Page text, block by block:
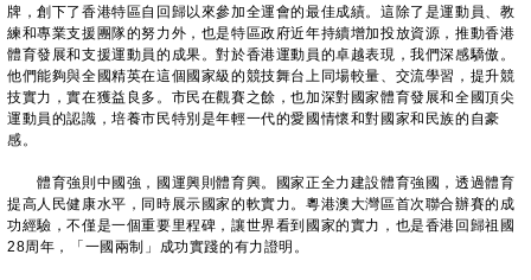
牌，創下了香港特區自回歸以來參加全運會的最佳成績。這除了是運動員、教
練和專業支援團隊的努力外，也是特區政府近年持續增加投放資源，推動香港
體育發展和支援運動員的成果。對於香港運動員的卓越表現，我們深感驕傲。
他們能夠與全國精英在這個國家級的競技舞台上同場較量、交流學習，提升競
技實力，實在獲益良多。市民在觀賽之餘，也加深對國家體育發展和全國頂尖
運動員的認識，培養市民特別是年輕一代的愛國情懷和對國家和民族的自豪
感。
體育強則中國強，國運興則體育興。國家正全力建設體育強國，透過體育
提高人民健康水平，同時展示國家的軟實力。粵港澳大灣區首次聯合辦賽的成
功經驗，不僅是一個重要里程碑，讓世界看到國家的實力，也是香港回歸祖國
28周年，「一國兩制」成功實踐的有力證明。